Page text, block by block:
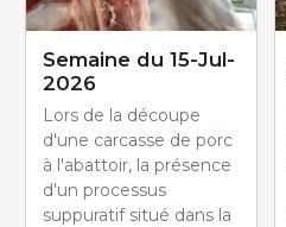
Semaine du 15-Jul-
2026
Lors de la découpe
d'une carcasse de porc
à l'abattoir, la présence
d'un processus
suppuratif situé dans la